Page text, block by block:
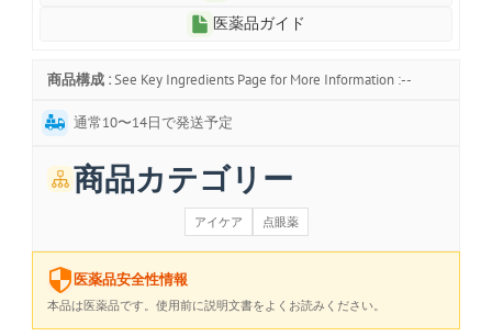
医薬品ガイド
商品構成 : See Key Ingredients Page for More Information :--
通常10〜14日で発送予定
商品カテゴリー
アイケア 点眼薬
医薬品安全性情報
本品は医薬品です。使用前に説明文書をよくお読みください。